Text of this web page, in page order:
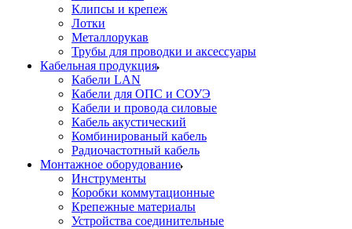
Клипсы и крепеж
Лотки
Металлорукав
Трубы для проводки и аксессуары
Кабельная продукция
Кабели LAN
Кабели для ОПС и СОУЭ
Кабели и провода силовые
Кабель акустический
Комбинированый кабель
Радиочастотный кабель
Монтажное оборудование
Инструменты
Коробки коммутационные
Крепежные материалы
Устройства соединительные